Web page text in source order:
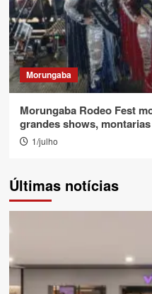
Morungaba
Morungaba Rodeo Fest
grandes shows,
1/julho
Últimas notícias